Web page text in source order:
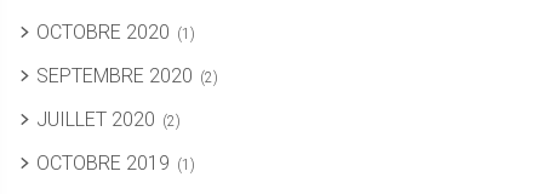
OCTOBRE 2020 (1)
SEPTEMBRE 2020 (2)
JUILLET 2020 (2)
OCTOBRE 2019 (1)